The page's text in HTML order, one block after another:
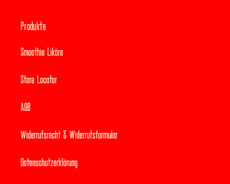
Produkte
Smoothie Liköre
Store Locator
AGB
Widerrufsrecht & Widerrufsformular
Datenschutzerklärung